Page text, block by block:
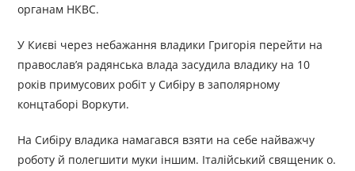
органам НКВС.
У Києві через небажання владики Григорія перейти на
православ’я радянська влада засудила владику на 10
років примусових робіт у Сибіру в заполярному
концтаборі Воркути.
На Сибіру владика намагався взяти на себе найважчу
роботу й полегшити муки іншим. Італійський священик о.